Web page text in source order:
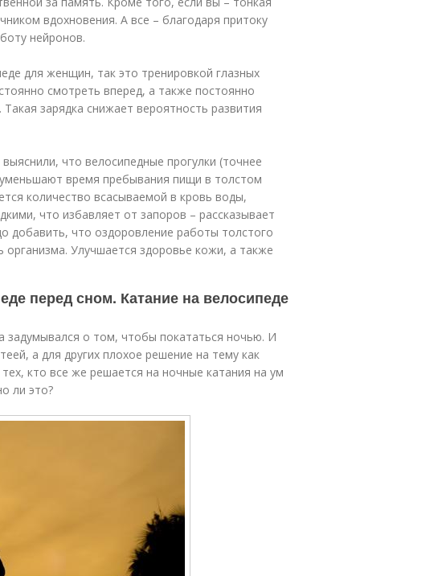
вдохновения. А все – благодаря притоку
нейронов.
для женщин, так это тренировкой глазных
смотреть вперед, а также постоянно
зарядка снижает вероятность развития
что велосипедные прогулки (точнее
время пребывания пищи в толстом
количество всасываемой в кровь воды,
что избавляет от запоров – рассказывает
добавить, что оздоровление работы толстого
Улучшается здоровье кожи, а также
перед сном. Катание на велосипеде
задумывался о том, чтобы покататься ночью. И
а для других плохое решение на тему как
кто все же решается на ночные катания на ум
ли это?